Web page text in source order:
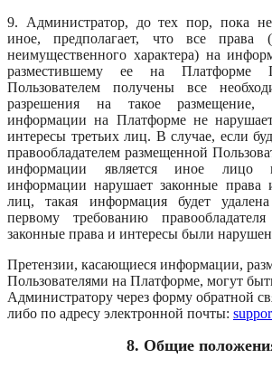
9. Администратор, до тех пор, пока не
иное, предполагает, что все права
неимущественного характера) на
разместившему ее на Платформе
Пользователем получены все
разрешения на такое размещение,
информации на Платформе не
интересы третьих лиц. В случае, если
правообладателем размещенной
информации является иное лицо
информации нарушает законные права
лиц, такая информация будет
первому требованию
законные права и интересы были
Претензии, касающиеся информации,
Пользователями на Платформе, могут
Администратору через форму обратной
либо по адресу электронной почты:
8. Общие